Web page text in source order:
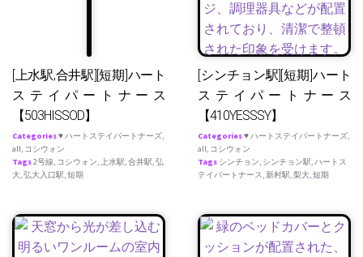
[上水駅,合井駅][短期]ハート
ステイパートナース
【503HISSOD】
Categories♥ ハートステイパートナーズ,
all, コシウォン
Tags2号線, コシウォン, 上水駅,合井駅,弘
大,弘大入口駅,短期
[シンチョン駅][短期]ハート
ステイパートナース
【410YESSSY】
Categories♥ ハートステイパートナーズ,
all, コシウォン
Tags シンチョン, シンチョン駅,ハートス
テイパートナース,新村駅,梨大,短期